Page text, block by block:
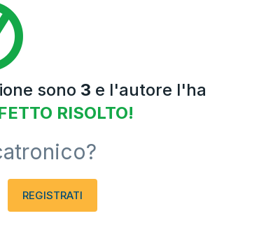
sono 3 e l'autore l'ha
RISOLTO!
REGISTRATI